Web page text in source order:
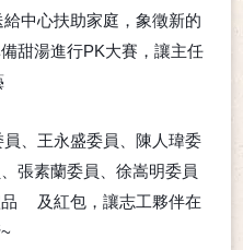
給中心扶助家庭，象徵新的
甜湯進行PK大賽，讓主任
、王永盛委員、陳人瑋委
張素蘭委員、徐嵩明委員
及紅包，讓志工夥伴在